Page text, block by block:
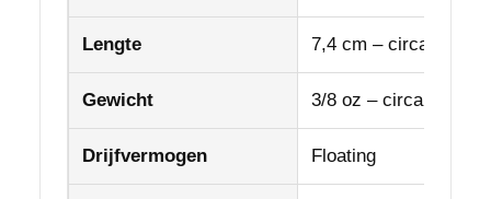
Lengte 7,4 cm – circa 2,9
Gewicht 3/8 oz – circa 10,5
Drijfvermogen Floating